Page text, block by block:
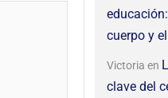
cuerpo y
Victoria en
clave del